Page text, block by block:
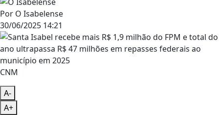
Por O Isabelense
30/06/2025 14:21
CNM
A-
A+